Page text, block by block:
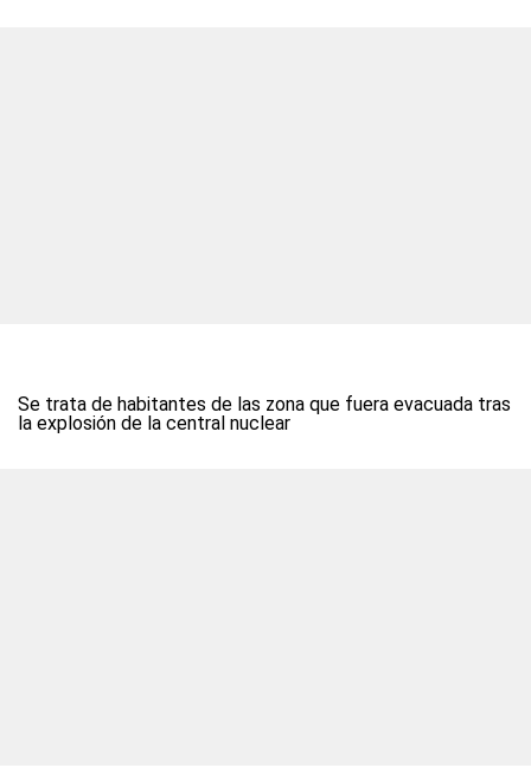
Se trata de habitantes de las zona que fuera evacuada tras
la explosión de la central nuclear